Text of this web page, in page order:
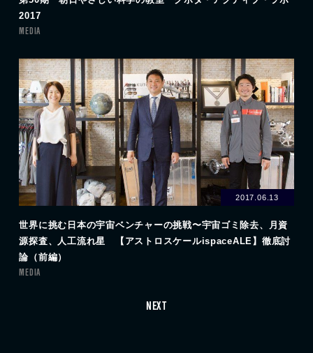
2017
MEDIA
2017.06.13
世界に挑む日本の宇宙ベンチャーの挑戦〜宇宙ゴミ除去、月資
源探査、人工流れ星 【アストロスケールispaceALE】徹底討
論（前編）
MEDIA
NEXT